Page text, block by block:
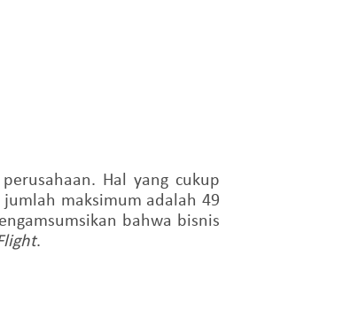
Hal yang cukup
maksimum adalah 49
bahwa bisnis
.